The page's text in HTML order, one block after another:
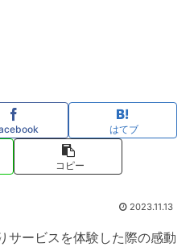
はてブ
コピー
2023.11.13
サービスを体験した際の感動